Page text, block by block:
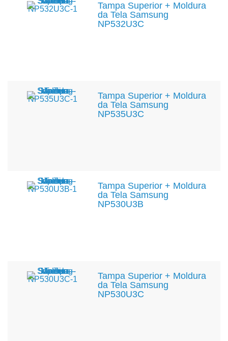
Tampa Superior + Moldura
da Tela Samsung
NP532U3C
Tampa Superior + Moldura
da Tela Samsung
NP535U3C
Tampa Superior + Moldura
da Tela Samsung
NP530U3B
Tampa Superior + Moldura
da Tela Samsung
NP530U3C